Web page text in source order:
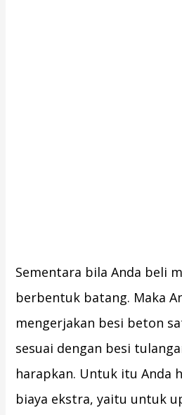
Sementara bila Anda beli
berbentuk batang. Maka
mengerjakan besi beton
sesuai dengan besi
harapkan. Untuk itu Anda
biaya ekstra, yaitu untuk